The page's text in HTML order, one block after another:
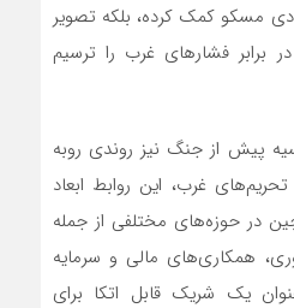
مسکو کمک کرده، بلکه تصویر
برابر فشارهای غرب را ترسیم
پیش از جنگ نیز روندی روبه
غرب، این روابط ابعاد
در حوزه‌های مختلفی از جمله
همکاری‌های مالی و سرمایه
یک شریک قابل اتکا برای